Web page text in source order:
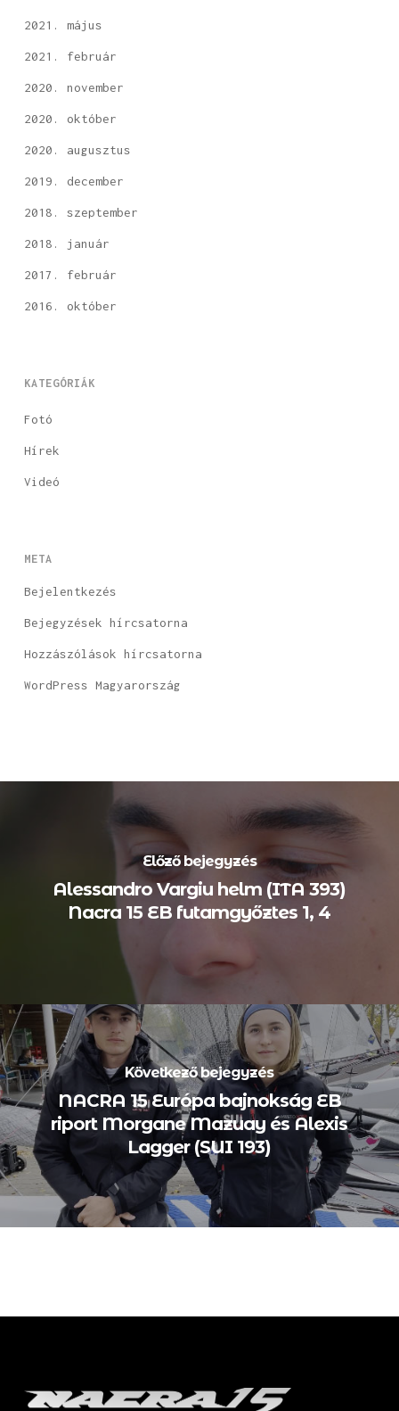
2021. május
2021. február
2020. november
2020. október
2020. augusztus
2019. december
2018. szeptember
2018. január
2017. február
2016. október
KATEGÓRIÁK
Fotó
Hírek
Videó
META
Bejelentkezés
Bejegyzések hírcsatorna
Hozzászólások hírcsatorna
WordPress Magyarország
Előző bejegyzés
Alessandro Vargiu helm (ITA 393)
Nacra 15 EB futamgyőztes 1, 4
Következő bejegyzés
NACRA 15 Európa bajnokság EB
riport Morgane Mazuay és Alexis
Lagger (SUI 193)